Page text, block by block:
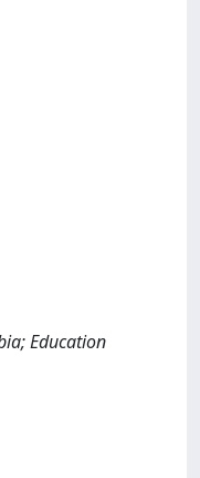
Education